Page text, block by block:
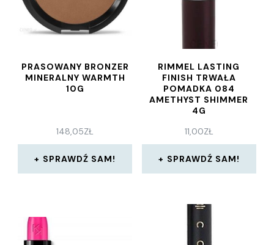
PRASOWANY BRONZER
MINERALNY WARMTH
10G
148,05ZŁ
SPRAWDŹ SAM!
RIMMEL LASTING
FINISH TRWAŁA
POMADKA 084
AMETHYST SHIMMER
4G
11,00ZŁ
SPRAWDŹ SAM!